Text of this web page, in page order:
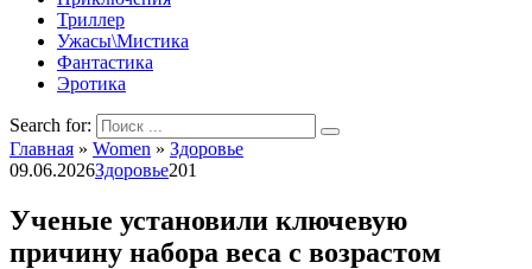
Триллер
Ужасы\Мистика
Фантастика
Эротика
Search for:
Главная » Women » Здоровье
09.06.2026Здоровье201
Ученые установили ключевую
причину набора веса с возрастом